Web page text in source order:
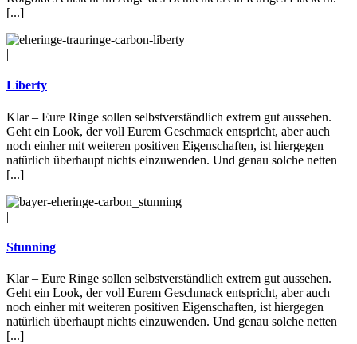
[...]
|
Liberty
Klar – Eure Ringe sollen selbstverständlich extrem gut aussehen.
Geht ein Look, der voll Eurem Geschmack entspricht, aber auch
noch einher mit weiteren positiven Eigenschaften, ist hiergegen
natürlich überhaupt nichts einzuwenden. Und genau solche netten
[...]
|
Stunning
Klar – Eure Ringe sollen selbstverständlich extrem gut aussehen.
Geht ein Look, der voll Eurem Geschmack entspricht, aber auch
noch einher mit weiteren positiven Eigenschaften, ist hiergegen
natürlich überhaupt nichts einzuwenden. Und genau solche netten
[...]